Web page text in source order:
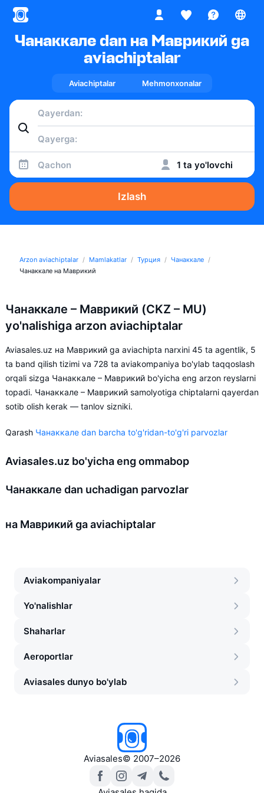
Чанаккале dan на Маврикий ga
aviachiptalar
Aviachiptalar Mehmonxonalar
Qachon 1 ta yo'lovchi
Izlash
Arzon aviachiptalar Mamlakatlar Турция
Чанаккале
Чанаккале на Маврикий
Чанаккале – Маврикий (CKZ – MU)
yo'nalishiga arzon aviachiptalar
Aviasales.uz на Маврикий ga aviachipta narxini 45 ta agentlik, 5
ta band qilish tizimi va 728 ta aviakompaniya bo'ylab taqqoslash
orqali sizga Чанаккале – Маврикий bo'yicha eng arzon reyslarni
topadi. Чанаккале – Маврикий samolyotiga chiptalarni qayerdan
sotib olish kerak — tanlov sizniki.
Qarash Чанаккале dan barcha to'g'ridan-to'g'ri parvozlar
Aviasales.uz bo'yicha eng ommabop
Чанаккале dan uchadigan parvozlar
на Маврикий ga aviachiptalar
Aviakompaniyalar
Yo'nalishlar
Shaharlar
Aeroportlar
Aviasales dunyo bo'ylab
Aviasales© 2007–2026